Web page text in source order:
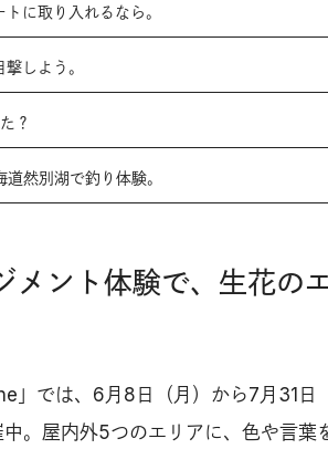
に取り入れるなら。
しよう。
？
然別湖で釣り体験。
ント体験で、生花の
では、6月8日（月）から7月31日
。屋内外5つのエリアに、色や言葉